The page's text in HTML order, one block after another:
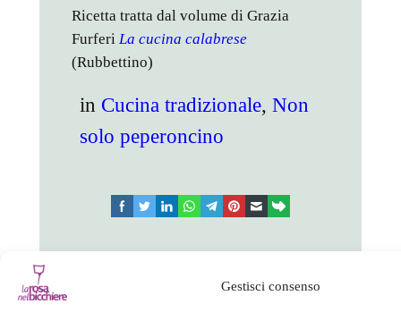
Gestisci consenso
Ricetta tratta dal volume di Grazia
Furferi La cucina calabrese
(Rubbettino)
in Cucina tradizionale, Non
solo peperoncino
facebooktwitterlinkedinwhatsapptelegram
pinterest email link
Cucina tradizionale
Non solo peperoncino